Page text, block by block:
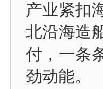
产业紧扣
北沿海造
付，一条
劲动能。